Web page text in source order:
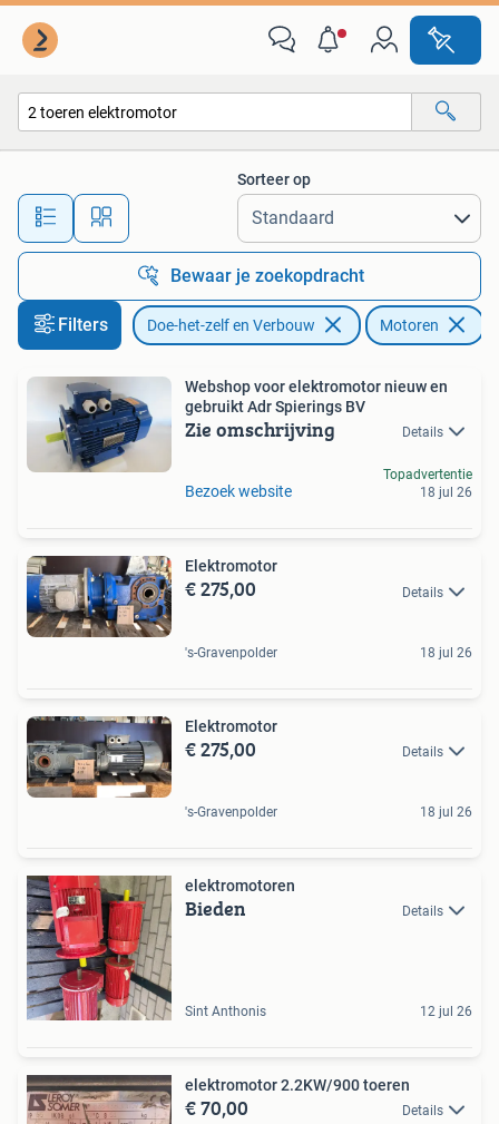
Alle afstanden…
Sorteer op
Bewaar je zoekopdracht
Filters Doe-het-zelf en Verbouw Motoren
Webshop voor elektromotor nieuw en
gebruikt Adr Spierings BV
Zie omschrijving Details
Bezoek website
Topadvertentie
18 jul 26
Elektromotor
€ 275,00 Details
's-Gravenpolder 18 jul 26
Elektromotor
€ 275,00 Details
's-Gravenpolder 18 jul 26
elektromotoren
Bieden Details
Sint Anthonis 12 jul 26
elektromotor 2.2KW/900 toeren
€ 70,00 Details